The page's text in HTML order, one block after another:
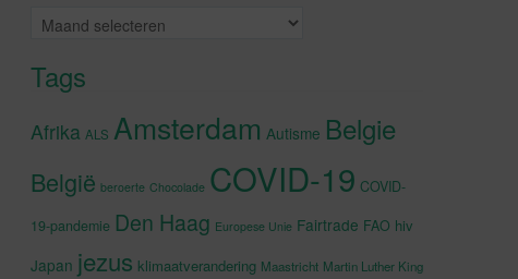
Archieven
Tags
Afrika ALS Amsterdam Autisme Belgie
België beroerte Chocolade COVID-19 COVID-
19-pandemie Den Haag Europese Unie Fairtrade FAO hiv
Japan jezus klimaatverandering Maastricht Martin Luther King